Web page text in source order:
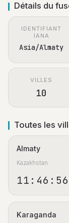
Détails du
IDENTIFIANT
IANA
Asia/Almaty
VILLES
10
Toutes les
Almaty
Kazakhstan
11:46:57
Karaganda